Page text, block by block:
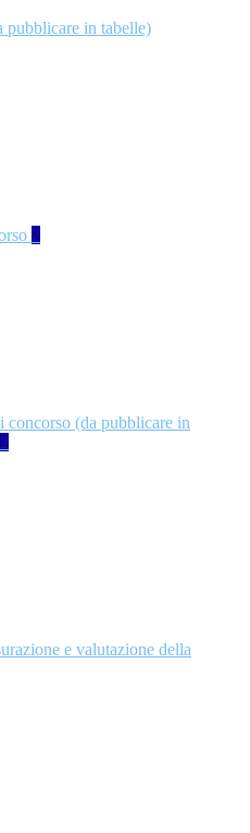
pubblicare in tabelle)
2
concorso (da pubblicare in
2
e valutazione della